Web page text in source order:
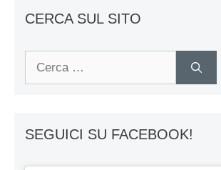
CERCA SUL SITO
Ricerca
SEGUICI SU FACEBOOK!